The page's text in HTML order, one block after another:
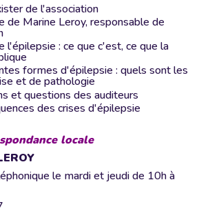
de l'association
de Marine Leroy, responsable de
l'épilepsie : ce que c'est, ce que la
formes d'épilepsie : quels sont les
et de pathologie
et questions des auditeurs
des crises d'épilepsie
locale
le mardi et jeudi de 10h à